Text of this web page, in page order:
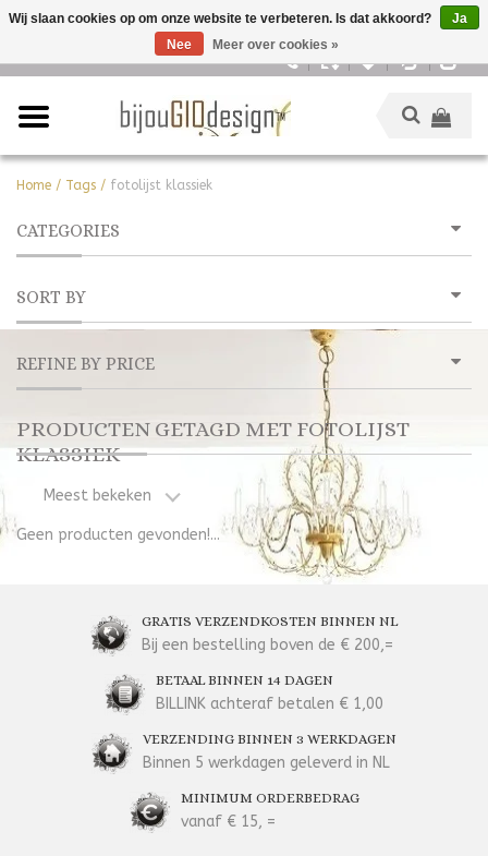
Home / Tags / fotolijst klassiek
CATEGORIES
SORT BY
REFINE BY PRICE
PRODUCTEN GETAGD MET FOTOLIJST
KLASSIEK
Meest bekeken
Geen producten gevonden!...
GRATIS VERZENDKOSTEN BINNEN NL
Bij een bestelling boven de € 200,=
BETAAL BINNEN 14 DAGEN
BILLINK achteraf betalen € 1,00
VERZENDING BINNEN 3 WERKDAGEN
Binnen 5 werkdagen geleverd in NL
MINIMUM ORDERBEDRAG
vanaf € 15, =
Wij slaan cookies op om onze website te verbeteren. Is dat akkoord?
Ja
Nee
Meer over cookies »